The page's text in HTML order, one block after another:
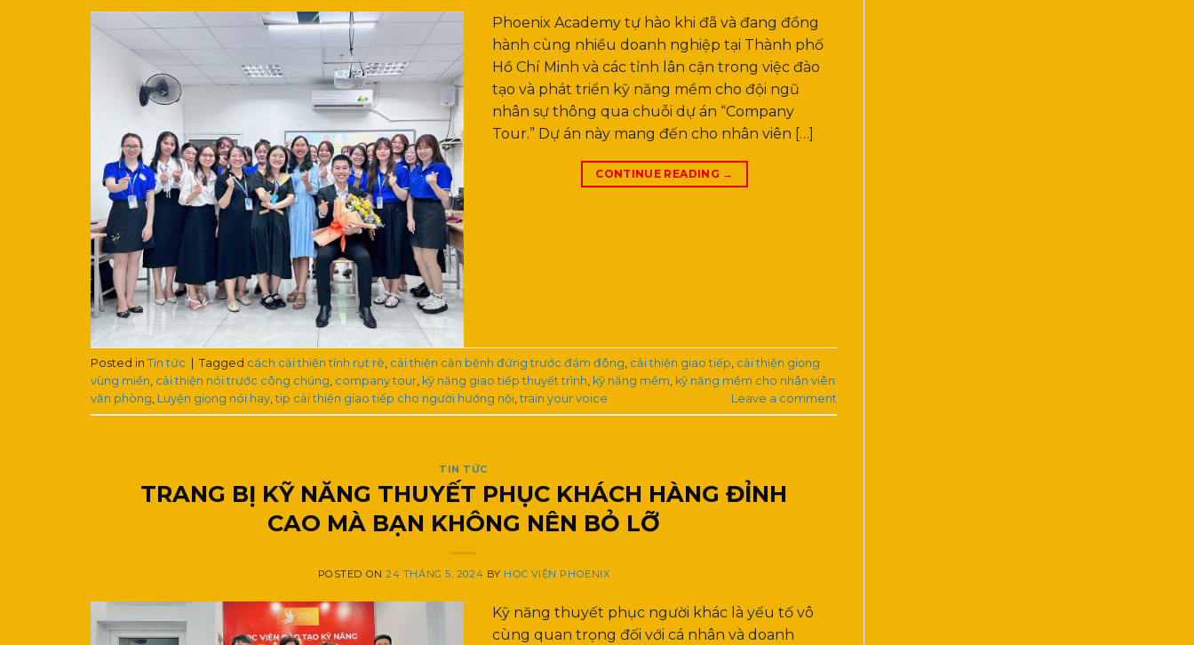
Phoenix Academy tự hào khi đã và đang đồng
hành cùng nhiều doanh nghiệp tại Thành phố
Hồ Chí Minh và các tỉnh lân cận trong việc đào
tạo và phát triển kỹ năng mềm cho đội ngũ
nhân sự thông qua chuỗi dự án “Company
Tour.” Dự án này mang đến cho nhân viên […]
CONTINUE READING →
Posted in Tin tức Tagged cách cải thiện tính rụt rè cải thiện căn bệnh đứng trước đám đông cải thiện giao tiếp cải thiện giọng
vùng miền cải thiện nói trước công chúng company tour kỹ năng giao tiếp thuyết trình kỹ năng mềm kỹ năng mềm cho nhân viên
văn phòng Luyện giọng nói hay ,tip cải thiện giao tiếp cho người hướng nội ,train your voice Leave a comment
TIN TỨC
TRANG BỊ KỸ NĂNG THUYẾT PHỤC KHÁCH HÀNG ĐỈNH
CAO MÀ BẠN KHÔNG NÊN BỎ LỠ
POSTED ON24 THÁNG 5, 2024 BY HỌC VIỆN PHOENIX
Kỹ năng thuyết phục người khác là yếu tố vô
cùng quan trọng đối với cá nhân và doanh